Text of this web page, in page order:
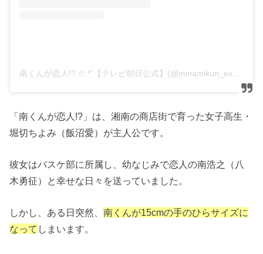
南くんが恋人!? ✩.*˚【テレビ朝日公式】(@minamikun_ex)がシェアした投稿
「南くんが恋人!?」は、湘南の商店街で育った女子高生・
堀切ちよみ（飯沼愛）が主人公です。
彼女はバスケ部に所属し、幼なじみで恋人の南浩之（八
木勇征）と幸せな日々を送っていました。
しかし、ある日突然、南くんが15cmの手のひらサイズに
なって しまいます。